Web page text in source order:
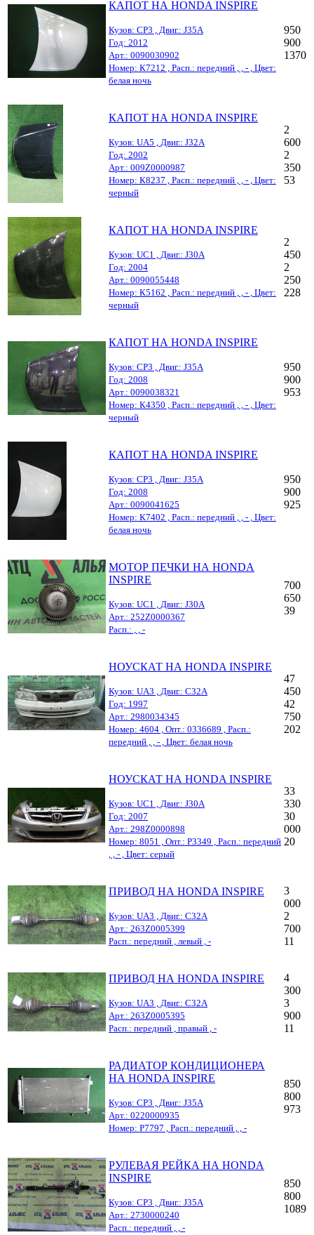
КАПОТ НА HONDA INSPIRE
Кузов: CP3 , Двиг.: J35A
Год: 2012
Арт.: 0090030902
Номер: К7212 , Расп.: передний , , - , Цвет:
белая ночь
950
900
1370
КАПОТ НА HONDA INSPIRE
Кузов: UA5 , Двиг.: J32A
Год: 2002
Арт.: 009Z0000987
Номер: К8237 , Расп.: передний , , - , Цвет:
черный
2
600
2
350
53
КАПОТ НА HONDA INSPIRE
Кузов: UC1 , Двиг.: J30A
Год: 2004
Арт.: 0090055448
Номер: К5162 , Расп.: передний , , - , Цвет:
черный
2
450
2
250
228
КАПОТ НА HONDA INSPIRE
Кузов: CP3 , Двиг.: J35A
Год: 2008
Арт.: 0090038321
Номер: К4350 , Расп.: передний , , - , Цвет:
черный
950
900
953
КАПОТ НА HONDA INSPIRE
Кузов: CP3 , Двиг.: J35A
Год: 2008
Арт.: 0090041625
Номер: К7402 , Расп.: передний , , - , Цвет:
белая ночь
950
900
925
МОТОР ПЕЧКИ НА HONDA
INSPIRE
Кузов: UC1 , Двиг.: J30A
Арт.: 252Z0000367
Расп.: , , -
700
650
39
НОУСКАТ НА HONDA INSPIRE
Кузов: UA3 , Двиг.: C32A
Год: 1997
Арт.: 2980034345
Номер: 4604 , Опт.: 0336689 , Расп.:
передний , , - , Цвет: белая ночь
47
450
42
750
202
НОУСКАТ НА HONDA INSPIRE
Кузов: UC1 , Двиг.: J30A
Год: 2007
Арт.: 298Z0000898
Номер: 8051 , Опт.: P3349 , Расп.: передний
, , - , Цвет: серый
33
330
30
000
20
ПРИВОД НА HONDA INSPIRE
Кузов: UA3 , Двиг.: C32A
Арт.: 263Z0005399
Расп.: передний , левый , -
3
000
2
700
11
ПРИВОД НА HONDA INSPIRE
Кузов: UA3 , Двиг.: C32A
Арт.: 263Z0005395
Расп.: передний , правый , -
4
300
3
900
11
РАДИАТОР КОНДИЦИОНЕРА
НА HONDA INSPIRE
Кузов: CP3 , Двиг.: J35A
Арт.: 0220000935
Номер: Р7797 , Расп.: передний , , -
850
800
973
РУЛЕВАЯ РЕЙКА НА HONDA
INSPIRE
Кузов: CP3 , Двиг.: J35A
Арт.: 2730000240
Расп.: передний , , -
850
800
1089